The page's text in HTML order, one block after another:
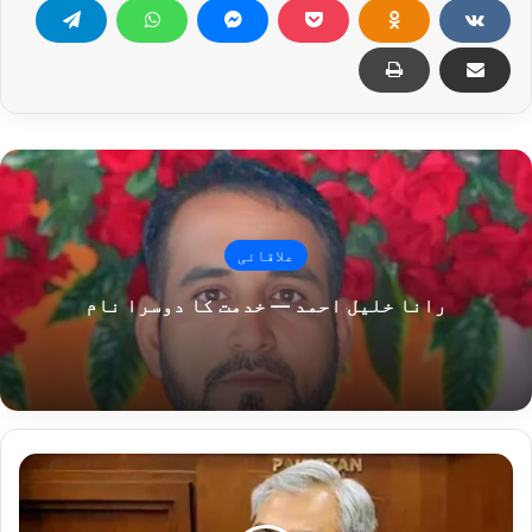
علاقائی
رانا خلیل احمد — خدمت کا دوسرا نام
ائیرپورٹس